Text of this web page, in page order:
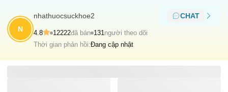
N
nhathuocsuckhoe2 CHAT
4.8 12222đã bán 131 người theo dõi
Thời gian phản hồi:Đang cập nhật